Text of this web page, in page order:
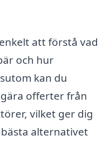
att förstå vad
och hur
kan du
offerter från
vilket ger dig
alternativet